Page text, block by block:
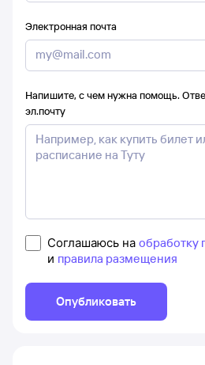
Электронная почта
Напишите, с чем нужна помощь.
эл.почту
Соглашаюсь на обработку
и правила размещения
Опубликовать